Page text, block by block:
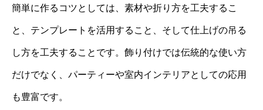
簡単に作るコツとしては、素材や折り方を工夫するこ
と、テンプレートを活用すること、そして仕上げの吊る
し方を工夫することです。飾り付けでは伝統的な使い方
だけでなく、パーティーや室内インテリアとしての応用
も豊富です。